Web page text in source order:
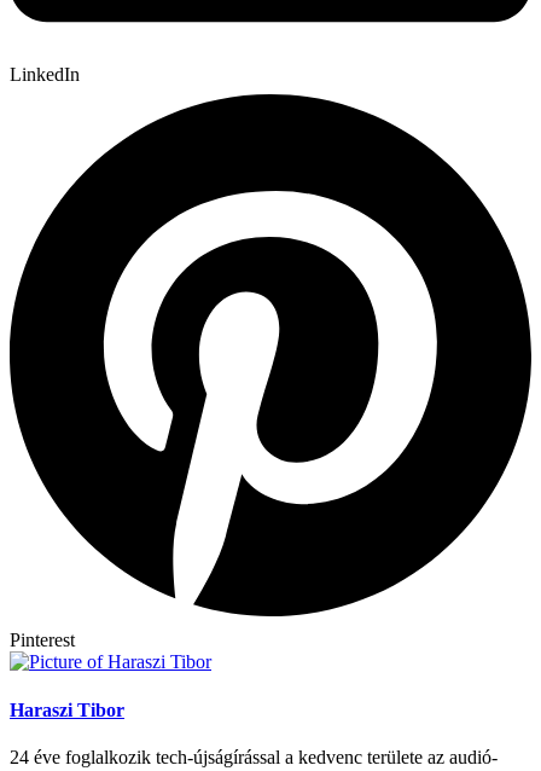
LinkedIn
Pinterest
Haraszi Tibor
24 éve foglalkozik tech-újságírással a kedvenc területe az audió-